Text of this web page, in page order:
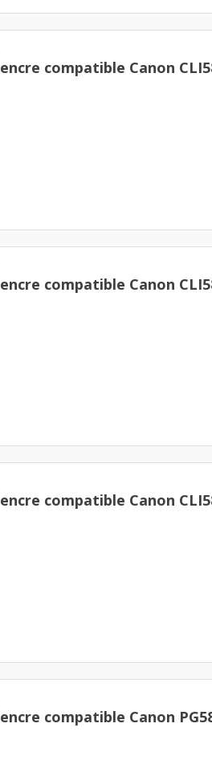
compatible Canon
compatible Canon
compatible Canon
compatible Canon